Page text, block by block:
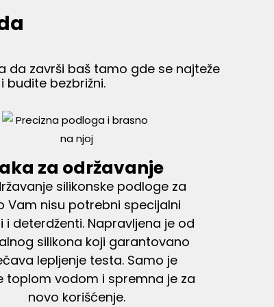
da završi baš tamo gde se najteže
bezbrižni.
za održavanje
silikonske podloge za
Vam nisu potrebni specijalni
i deterdženti. Napravljena je od
silikona koji garantovano
lepljenje testa. Samo je
toplom vodom i spremna je za
novo korišćenje.